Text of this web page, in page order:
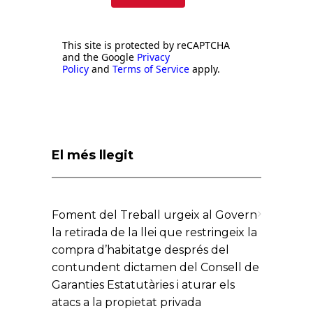
This site is protected by reCAPTCHA
and the Google Privacy
Policy and Terms of Service apply.
El més llegit
Foment del Treball urgeix al Govern
la retirada de la llei que restringeix la
compra d’habitatge després del
contundent dictamen del Consell de
Garanties Estatutàries i aturar els
atacs a la propietat privada